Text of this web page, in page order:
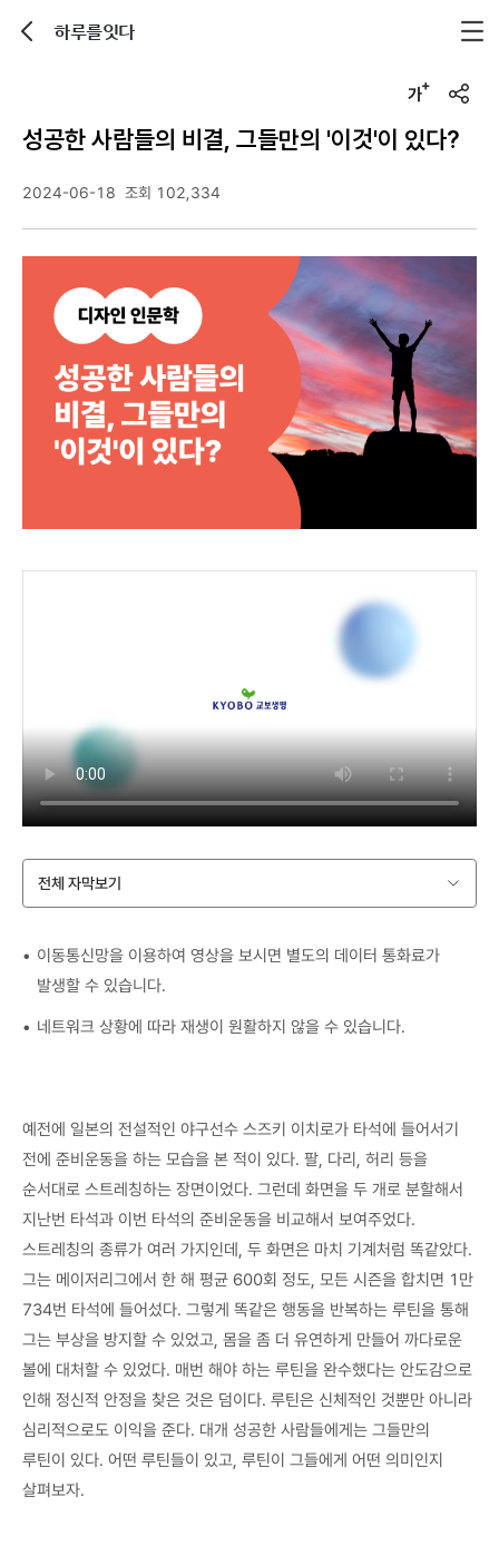
하루를잇다
u
성공한 사람들의 비결, 그들만의 '이것'이 있다?
2024-06-18 조회 102,334
전체 자막보기
이동통신망을 이용하여 영상을 보시면 별도의 데이터 통화료가
발생할 수 있습니다.
네트워크 상황에 따라 재생이 원활하지 않을 수 있습니다.
예전에 일본의 전설적인 야구선수 스즈키 이치로가 타석에 들어서기
전에 준비운동을 하는 모습을 본 적이 있다. 팔, 다리, 허리 등을
순서대로 스트레칭하는 장면이었다. 그런데 화면을 두 개로 분할해서
지난번 타석과 이번 타석의 준비운동을 비교해서 보여주었다.
스트레칭의 종류가 여러 가지인데, 두 화면은 마치 기계처럼 똑같았다.
그는 메이저리그에서 한 해 평균 600회 정도, 모든 시즌을 합치면 1만
734번 타석에 들어섰다. 그렇게 똑같은 행동을 반복하는 루틴을 통해
그는 부상을 방지할 수 있었고, 몸을 좀 더 유연하게 만들어 까다로운
볼에 대처할 수 있었다. 매번 해야 하는 루틴을 완수했다는 안도감으로
인해 정신적 안정을 찾은 것은 덤이다. 루틴은 신체적인 것뿐만 아니라
심리적으로도 이익을 준다. 대개 성공한 사람들에게는 그들만의
루틴이 있다. 어떤 루틴들이 있고, 루틴이 그들에게 어떤 의미인지
살펴보자.